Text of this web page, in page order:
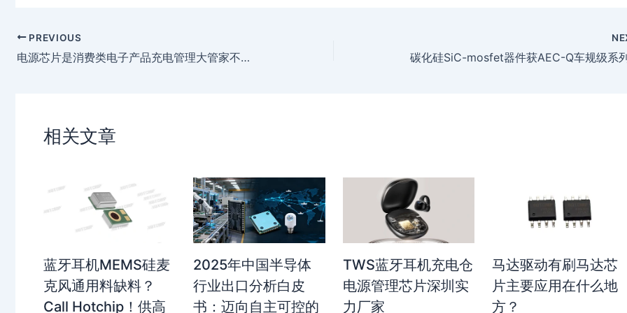
e
i
e
b
a
PREVIOUS
电源芯片是消费类电子产品充电管理大管家不为过
相关文章
蓝牙耳机MEMS硅麦
克风通用料缺料？
Call Hotchip！供高
2025年中国半导体
行业出口分析白皮
书：迈向自主可控的
TWS蓝牙耳机充电仓
电源管理芯片深圳实
力厂家
马达驱动有刷马达芯
片主要应用在什么地
方？